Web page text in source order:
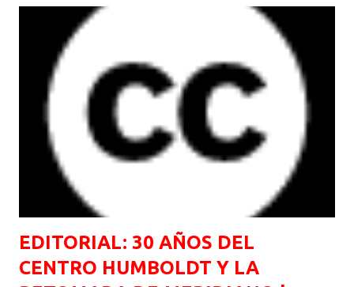
estudiar las relaciones entre sociedad y ambiente en la
constitución del espacio geográfico, ofrece aportes esenciales a
la Andragogía Crítica. Su enfoque en temas como el trabajo y las
dinámicas espaciales permite conectar la enseñanza-
aprendizaje con la realidad de los estudiantes, haciéndolo más
significativo. Al trabajar con habilidades prácticas – como la
lectura de mapas y el análisis de datos espaciales – puede
aplicarse al cotidiano, desde la...
EDITORIAL: 30 AÑOS DEL
CENTRO HUMBOLDT Y LA